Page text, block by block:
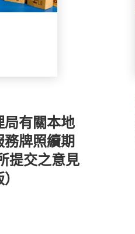
局有關本地
務牌照續期
提交之意見